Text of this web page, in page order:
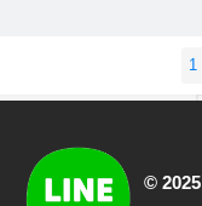
1
© 2025